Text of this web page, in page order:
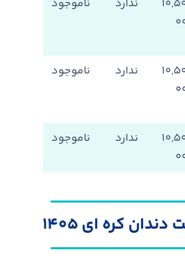
ندارد ناموجود
ندارد ناموجود
ندارد ناموجود
کره ای ۱۴۰۵